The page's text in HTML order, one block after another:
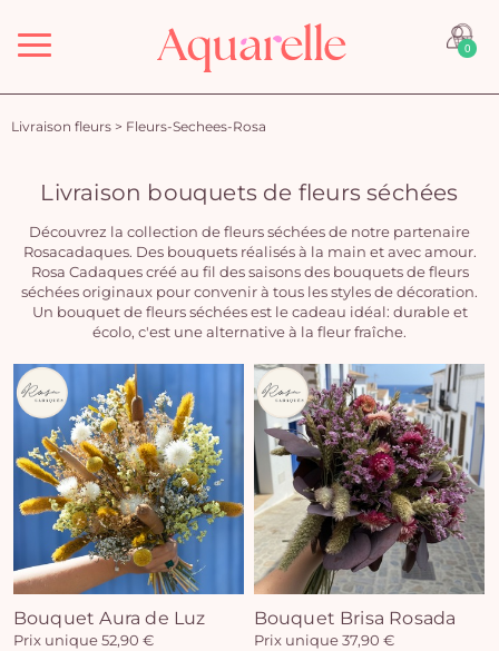
Menu 0
Livraison fleurs > Fleurs-Sechees-Rosa
Livraison bouquets de fleurs séchées
Découvrez la collection de fleurs séchées de notre partenaire
Rosacadaques. Des bouquets réalisés à la main et avec amour.
Rosa Cadaques créé au fil des saisons des bouquets de fleurs
séchées originaux pour convenir à tous les styles de décoration.
Un bouquet de fleurs séchées est le cadeau idéal: durable et
écolo, c'est une alternative à la fleur fraîche.
Bouquet Aura de Luz
Prix unique 52,90 €
Bouquet Brisa Rosada
Prix unique 37,90 €